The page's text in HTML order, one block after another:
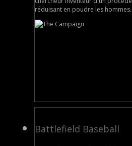
réduisant en poudre les hommes.
Battlefield Baseball